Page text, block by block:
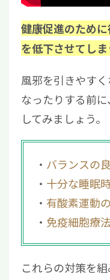
健康促進のため
を低下させてし
風邪を引きやす
なったりする前
してみましょう。
バランスの
十分な睡眠
有酸素運動
免疫細胞療
これらの対策を